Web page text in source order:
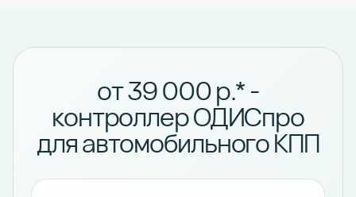
от 39 000 р.* -
контроллер ОДИСпро
для автомобильного КПП